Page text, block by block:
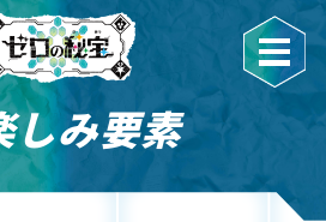
しみ要素